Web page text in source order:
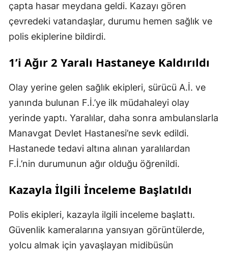
çapta hasar meydana geldi. Kazayı gören
çevredeki vatandaşlar, durumu hemen sağlık ve
polis ekiplerine bildirdi.
1’i Ağır 2 Yaralı Hastaneye Kaldırıldı
Olay yerine gelen sağlık ekipleri, sürücü A.İ. ve
yanında bulunan F.İ.’ye ilk müdahaleyi olay
yerinde yaptı. Yaralılar, daha sonra ambulanslarla
Manavgat Devlet Hastanesi’ne sevk edildi.
Hastanede tedavi altına alınan yaralılardan
F.İ.’nin durumunun ağır olduğu öğrenildi.
Kazayla İlgili İnceleme Başlatıldı
Polis ekipleri, kazayla ilgili inceleme başlattı.
Güvenlik kameralarına yansıyan görüntülerde,
yolcu almak için yavaşlayan midibüsün